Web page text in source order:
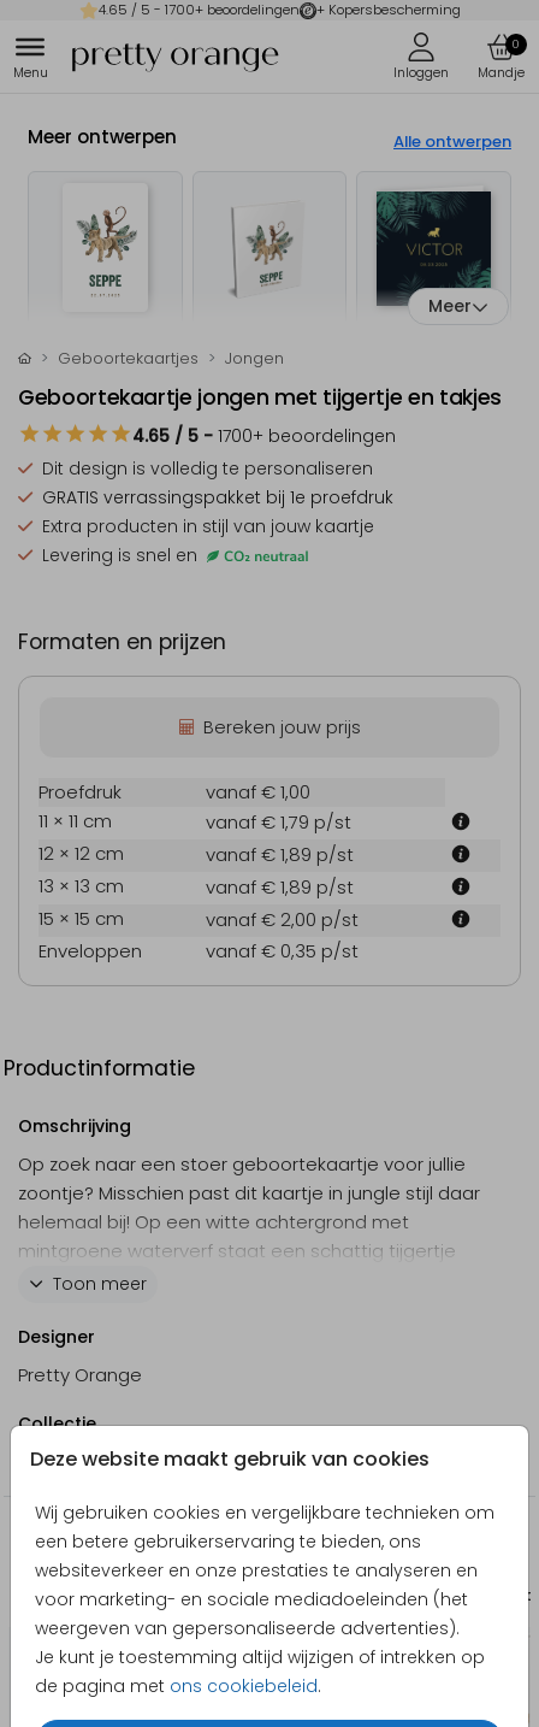
4.65 / 5 - 1700+ beoordelingen + Kopersbescherming
0
Deze website maakt gebruik van cookies
Wij gebruiken cookies en vergelijkbare technieken om
een betere gebruikerservaring te bieden, ons
websiteverkeer en onze prestaties te analyseren en
voor marketing- en sociale mediadoeleinden (het
weergeven van gepersonaliseerde advertenties).
Je kunt je toestemming altijd wijzigen of intrekken op
de pagina met ons cookiebeleid.
Meer ontwerpen Alle ontwerpen
Meer
Geboortekaartjes Jongen
Geboortekaartje jongen met tijgertje en takjes
4.65 / 5 - 1700+ beoordelingen
Dit design is volledig te personaliseren
GRATIS verrassingspakket bij 1e proefdruk
Extra producten in stijl van jouw kaartje
Levering is snel en
Formaten en prijzen
Bereken jouw prijs
Proefdruk
vanaf € 1,00
11 × 11 cm
vanaf € 1,79 p/st
12 × 12 cm
vanaf € 1,89 p/st
13 × 13 cm
vanaf € 1,89 p/st
15 × 15 cm
vanaf € 2,00 p/st
Enveloppen
vanaf € 0,35 p/st
Productinformatie
Omschrijving
Op zoek naar een stoer geboortekaartje voor jullie
zoontje? Misschien past dit kaartje in jungle stijl daar
helemaal bij! Op een witte achtergrond met
mintgroene waterverf staat een schattig tijgertje
onder een bladerdak van eucalyptus. Pas het kaartje
persoonlijk.
Toon meer
Designer
Pretty Orange
Collectie
Jongen
Producten die hierop lijken
Geboortekaartje